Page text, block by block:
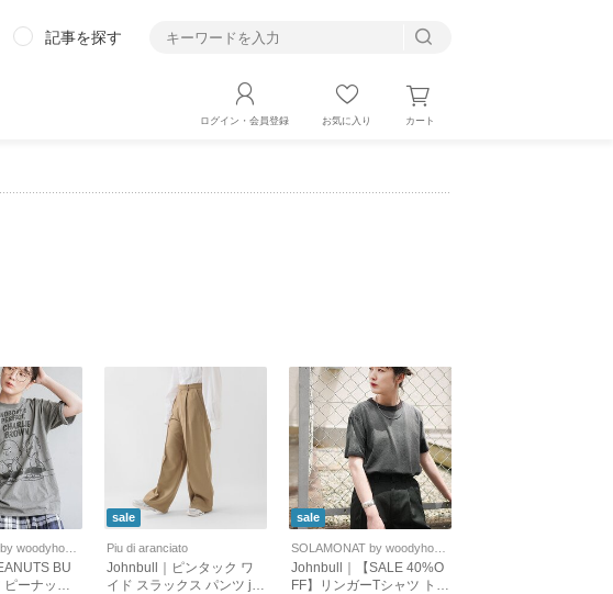
記事を探す
ログイン・会員登録 お気に入り カート
BU
ピーナッツ
sale
Piu di aranciato
Johnbull｜ピンタック ワ
イド スラックス パンツ jl2
sale
Johnbull｜【SALE 40%O
FF】リンガーTシャツ トッ